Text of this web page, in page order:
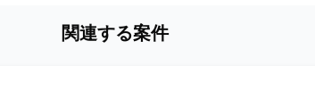
関連する案件